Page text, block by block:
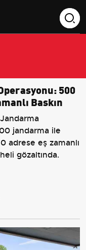
500
Baskın
jandarma ile
adrese eş zamanlı
gözaltında.